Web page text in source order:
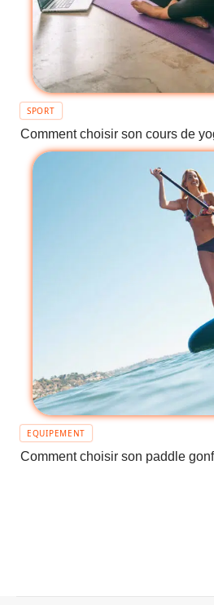
SPORT
Comment choisir son cours de
EQUIPEMENT
Comment choisir son paddle